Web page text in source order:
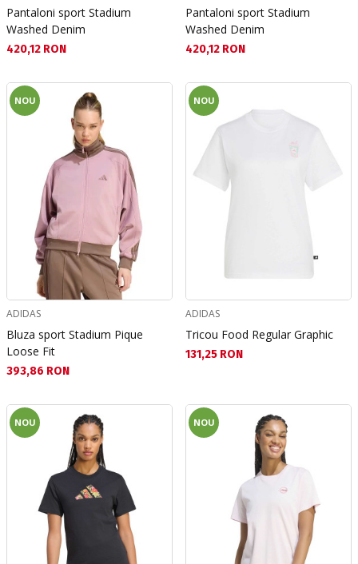
Pantaloni sport Stadium
Washed Denim
Текуща цена:
420,12 RON
Pantaloni sport Stadium
Washed Denim
Текуща цена:
420,12 RON
NOU
ADIDAS
Bluza sport Stadium Pique
Loose Fit
Текуща цена:
393,86 RON
NOU
ADIDAS
Tricou Food Regular Graphic
Текуща цена:
131,25 RON
NOU NOU